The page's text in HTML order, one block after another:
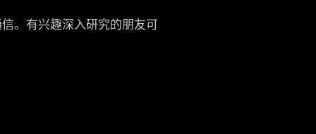
。有兴趣深入研究的朋友可